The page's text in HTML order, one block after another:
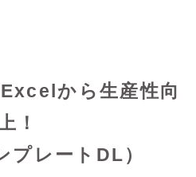
から生産性向
！
プレートDL）